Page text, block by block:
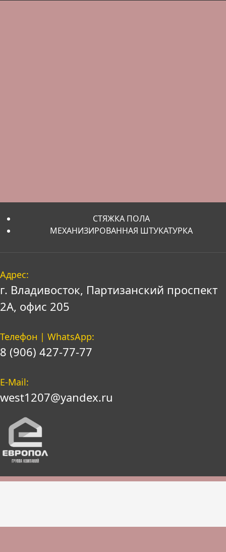
СТЯЖКА ПОЛА
МЕХАНИЗИРОВАННАЯ ШТУКАТУРКА
Адрес:
г. Владивосток, Партизанский проспект
2А, офис 205
Телефон | WhatsApp:
8 (906) 427-77-77
E-Mail:
west1207@yandex.ru